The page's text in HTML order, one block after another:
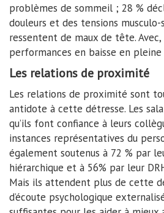
problèmes de sommeil ; 28 %
douleurs et des tensions
ressentent de maux de tête.
performances en baisse en
Les relations de proximité
Les relations de proximité sont
antidote à cette détresse. Les
qu’ils font confiance à leurs
instances représentatives du
également soutenus à 72 % par
hiérarchique et à 56% par leur
Mais ils attendent plus de cette
d’écoute psychologique